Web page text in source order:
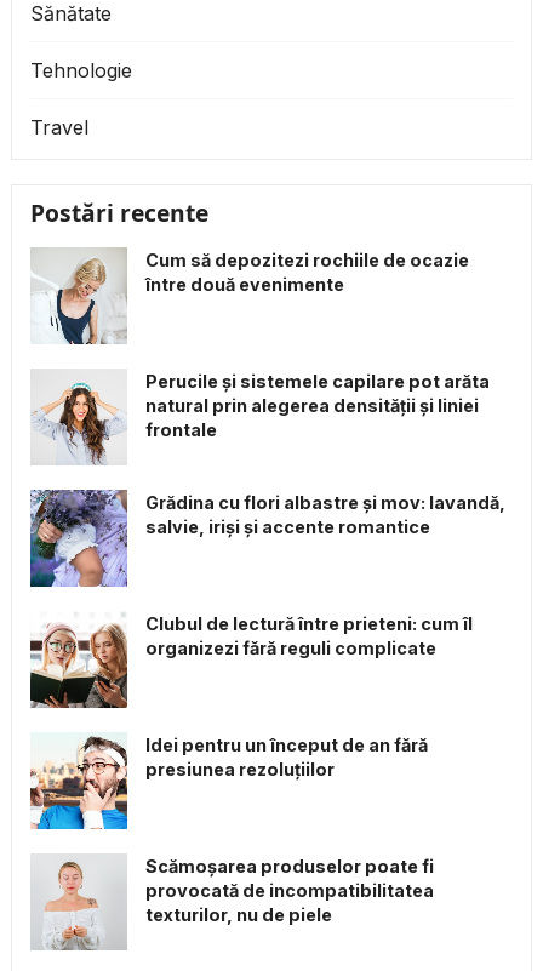
Sănătate
Tehnologie
Travel
Postări recente
Cum să depozitezi rochiile de ocazie
între două evenimente
Perucile și sistemele capilare pot arăta
natural prin alegerea densității și liniei
frontale
Grădina cu flori albastre și mov: lavandă,
salvie, iriși și accente romantice
Clubul de lectură între prieteni: cum îl
organizezi fără reguli complicate
Idei pentru un început de an fără
presiunea rezoluțiilor
Scămoșarea produselor poate fi
provocată de incompatibilitatea
texturilor, nu de piele